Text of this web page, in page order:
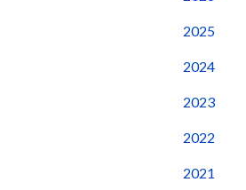
2025
2024
2023
2022
2021